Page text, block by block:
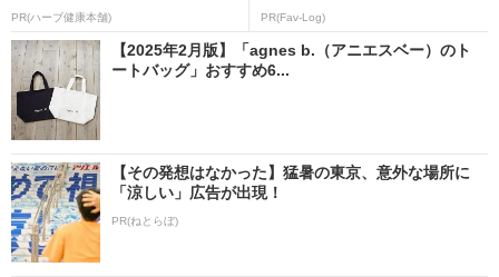
PR(ハーブ健康本舗) PR(Fav-Log)
【2025年2月版】「agnes b.（アニエスベー）のト
ートバッグ」おすすめ6...
【その発想はなかった】猛暑の東京、意外な場所に
「涼しい」広告が出現！
PR(ねとらぼ)